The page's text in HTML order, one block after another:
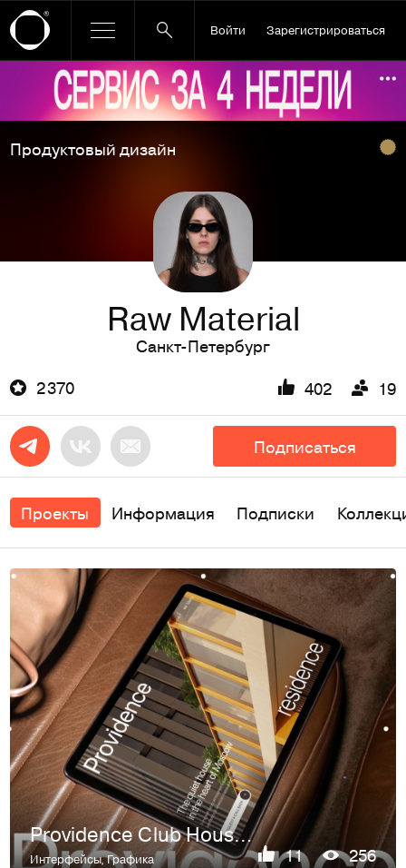
Войти Зарегистрироваться
Ссылка баннера
Продуктовый дизайн
Raw Material
Санкт-Петербург
2 370
402 19
Подписаться
Проекты Информация Подписки
Providence Club House. Website Design.
Интерфейсы,Графика 11 256